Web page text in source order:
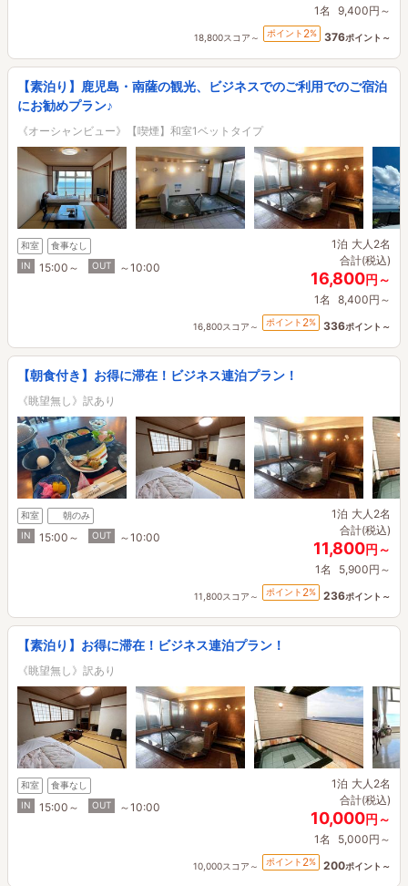
1名 9,400円～
18,800スコア～ ポイント 2% 376ポイント～
【素泊り】鹿児島・南薩の観光、ビジネスでのご利用でのご宿泊
にお勧めプラン♪
《オーシャンビュー》【喫煙】和室1ベットタイプ
和室
食事なし
IN
15:00～ OUT ～10:00
1泊 大人2名
合計(税込)
16,800円～
1名 8,400円～
16,800スコア～ ポイント 2% 336ポイント～
【朝食付き】お得に滞在！ビジネス連泊プラン！
《眺望無し》訳あり
和室
朝のみ
IN
15:00～ OUT ～10:00
1泊 大人2名
合計(税込)
11,800円～
1名 5,900円～
11,800スコア～ ポイント 2% 236ポイント～
【素泊り】お得に滞在！ビジネス連泊プラン！
《眺望無し》訳あり
和室
食事なし
IN
15:00～ OUT ～10:00
1泊 大人2名
合計(税込)
10,000円～
1名 5,000円～
10,000スコア～ ポイント 2% 200ポイント～